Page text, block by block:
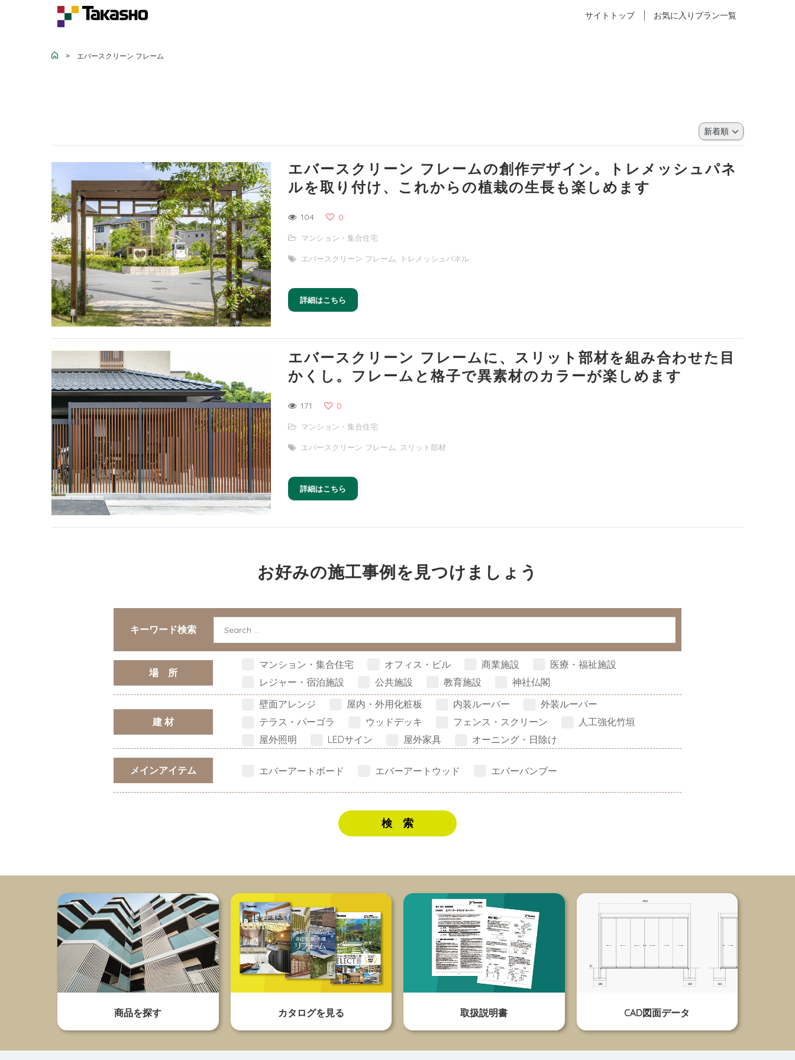
サイトトップ お気に入りプラン一覧
> エバースクリーン フレーム
エバースクリーン フレームの創作デザイン。トレメッシュパネ
ルを取り付け、これからの植栽の生長も楽しめます
104 0
マンション・集合住宅
エバースクリーン フレーム トレメッシュパネル
詳細はこちら
エバースクリーン フレームに、スリット部材を組み合わせた目
かくし。フレームと格子で異素材のカラーが楽しめます
171 0
マンション・集合住宅
エバースクリーン フレーム スリット部材
詳細はこちら
お好みの施工事例を見つけましょう
キーワード検索
場 所
マンション・集合住宅 オフィス・ビル 商業施設
医療・福祉施設
レジャー・宿泊施設
公共施設 教育施設 神社仏閣
建 材
壁面アレンジ 屋内・外用化粧板 内装ルーバー
外装ルーバー
テラス・パーゴラ
ウッドデッキ フェンス・スクリーン
人工強化竹垣
屋外照明
LEDサイン 屋外家具 オーニング・日除け
メインアイテム エバーアートボード エバーアートウッド エバーバンブー
商品を探す カタログを見る 取扱説明書 CAD図面データ